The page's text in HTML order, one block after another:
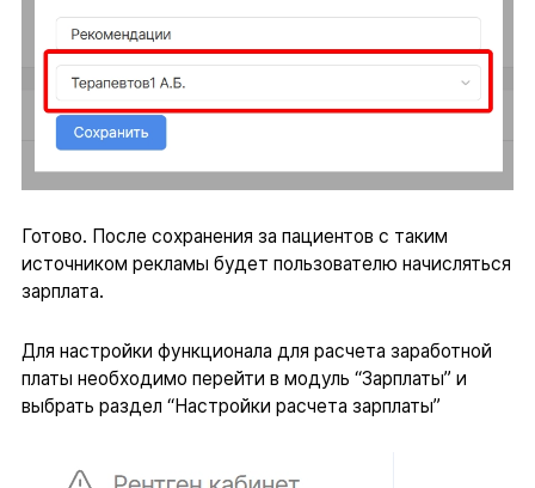
Готово. После сохранения за пациентов с таким
источником рекламы будет пользователю начисляться
зарплата.
Для настройки функционала для расчета заработной
платы необходимо перейти в модуль “Зарплаты” и
выбрать раздел “Настройки расчета зарплаты”